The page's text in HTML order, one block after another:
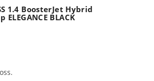
1.4 BoosterJet Hybrid
BLACK